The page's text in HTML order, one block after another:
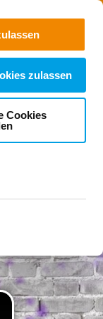
zulassen
Cookies
Jobs